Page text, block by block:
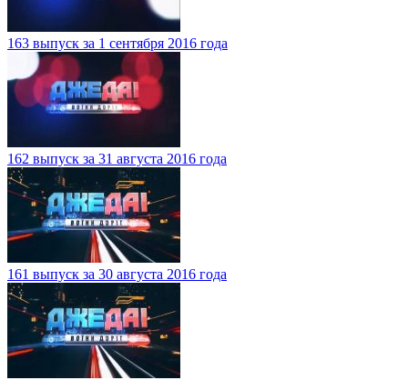
163 выпуск за 1 сентября 2016 года
162 выпуск за 31 августа 2016 года
161 выпуск за 30 августа 2016 года